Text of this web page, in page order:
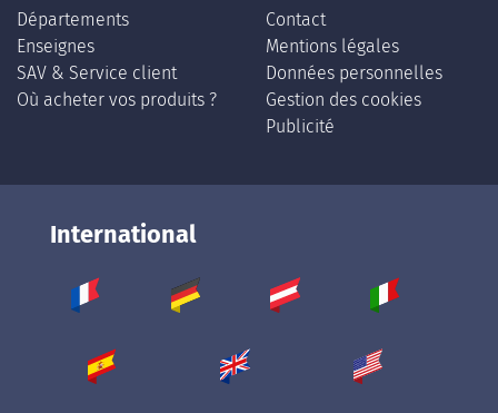
Départements
Enseignes
SAV & Service client
Où acheter vos produits ?
Contact
Mentions légales
Données personnelles
Gestion des cookies
Publicité
International